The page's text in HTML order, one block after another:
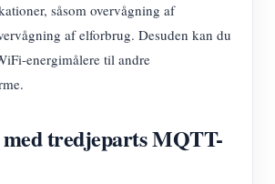
såsom overvågning af
af elforbrug. Desuden kan du
energimålere til andre
tredjeparts MQTT-